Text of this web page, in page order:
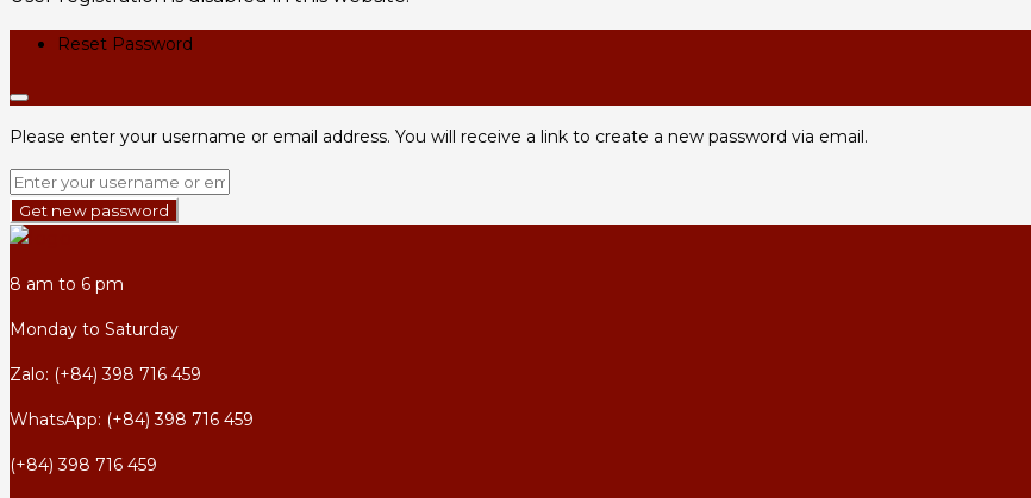
Reset Password
Please enter your username or email address. You will receive a link to create a new password via email.
Get new password
8 am to 6 pm
Monday to Saturday
Zalo: (+84) 398 716 459
WhatsApp: (+84) 398 716 459
(+84) 398 716 459